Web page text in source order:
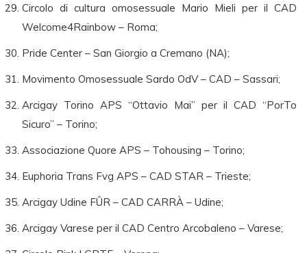
Circolo di cultura omosessuale Mario Mieli per il CAD
Welcome4Rainbow – Roma;
Pride Center – San Giorgio a Cremano (NA);
Movimento Omosessuale Sardo OdV – CAD – Sassari;
Arcigay Torino APS “Ottavio Mai” per il CAD “PorTo
Sicuro” – Torino;
Associazione Quore APS – Tohousing – Torino;
Euphoria Trans Fvg APS – CAD STAR – Trieste;
Arcigay Udine FÛR – CAD CARRÀ – Udine;
Arcigay Varese per il CAD Centro Arcobaleno – Varese;